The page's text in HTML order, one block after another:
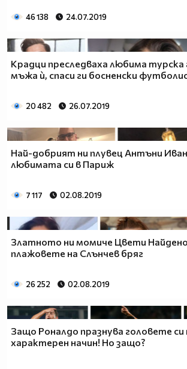
46 138 24.07.2019
Крадци преследваха любима турска
мъжа ѝ, спаси ги босненски
20 482 26.07.2019
Най-добрият ни плувец Антъни
любимата си в Париж
7 117 02.08.2019
Златното ни момиче Цвети
плажовете на Слънчев бряг
26 252 02.08.2019
Защо Роналдо празнува головете си
характерен начин! Но защо?